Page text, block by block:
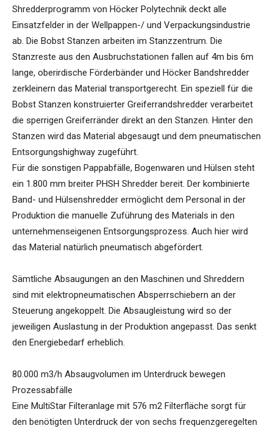
Shredderprogramm von Höcker Polytechnik deckt alle
Einsatzfelder in der Wellpappen-/ und Verpackungsindustrie
ab. Die Bobst Stanzen arbeiten im Stanzzentrum. Die
Stanzreste aus den Ausbruchstationen fallen auf 4m bis 6m
lange, oberirdische Förderbänder und Höcker Bandshredder
zerkleinern das Material transportgerecht. Ein speziell für die
Bobst Stanzen konstruierter Greiferrandshredder verarbeitet
die sperrigen Greiferränder direkt an den Stanzen. Hinter den
Stanzen wird das Material abgesaugt und dem pneumatischen
Entsorgungshighway zugeführt.
Für die sonstigen Pappabfälle, Bogenwaren und Hülsen steht
ein 1.800 mm breiter PHSH Shredder bereit. Der kombinierte
Band- und Hülsenshredder ermöglicht dem Personal in der
Produktion die manuelle Zuführung des Materials in den
unternehmenseigenen Entsorgungsprozess. Auch hier wird
das Material natürlich pneumatisch abgefördert.
Sämtliche Absaugungen an den Maschinen und Shreddern
sind mit elektropneumatischen Absperrschiebern an der
Steuerung angekoppelt. Die Absaugleistung wird so der
jeweiligen Auslastung in der Produktion angepasst. Das senkt
den Energiebedarf erheblich.
80.000 m3/h Absaugvolumen im Unterdruck bewegen
Prozessabfälle
Eine MultiStar Filteranlage mit 576 m2 Filterfläche sorgt für
den benötigten Unterdruck der von sechs frequenzgeregelten